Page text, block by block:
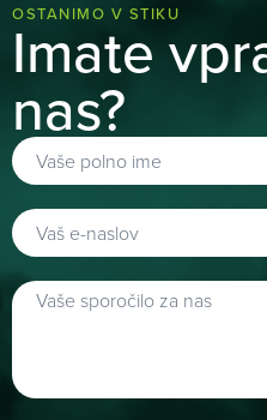
OSTANIMO V STIKU
Imate
nas?